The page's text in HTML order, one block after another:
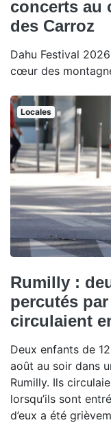
concerts au
des Carroz
Dahu Festival
cœur des
Locales
Rumilly :
percutés
circulaient
Deux enfants de
août au soir dans
Rumilly. Ils
lorsqu’ils sont
d’eux a été